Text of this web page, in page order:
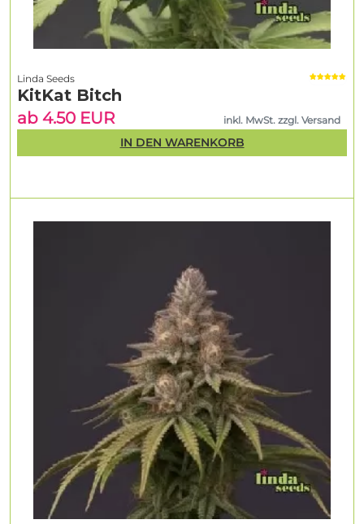
Linda Seeds
KitKat Bitch
ab 4.50 EUR
inkl. MwSt. zzgl. Versand
IN DEN WARENKORB